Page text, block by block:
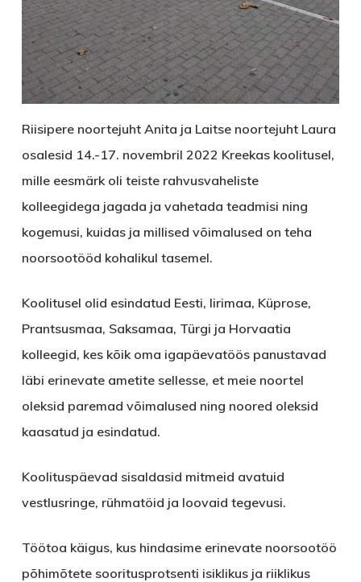
Riisipere noortejuht Anita ja Laitse noortejuht Laura
osalesid 14.-17. novembril 2022 Kreekas koolitusel,
mille eesmärk oli teiste rahvusvaheliste
kolleegidega jagada ja vahetada teadmisi ning
kogemusi, kuidas ja millised võimalused on teha
noorsootööd kohalikul tasemel.
Koolitusel olid esindatud Eesti, Iirimaa, Küprose,
Prantsusmaa, Saksamaa, Türgi ja Horvaatia
kolleegid, kes kõik oma igapäevatöös panustavad
läbi erinevate ametite sellesse, et meie noortel
oleksid paremad võimalused ning noored oleksid
kaasatud ja esindatud.
Koolituspäevad sisaldasid mitmeid avatuid
vestlusringe, rühmatöid ja loovaid tegevusi.
Töötoa käigus, kus hindasime erinevate noorsootöö
põhimõtete sooritusprotsenti isiklikus ja riiklikus